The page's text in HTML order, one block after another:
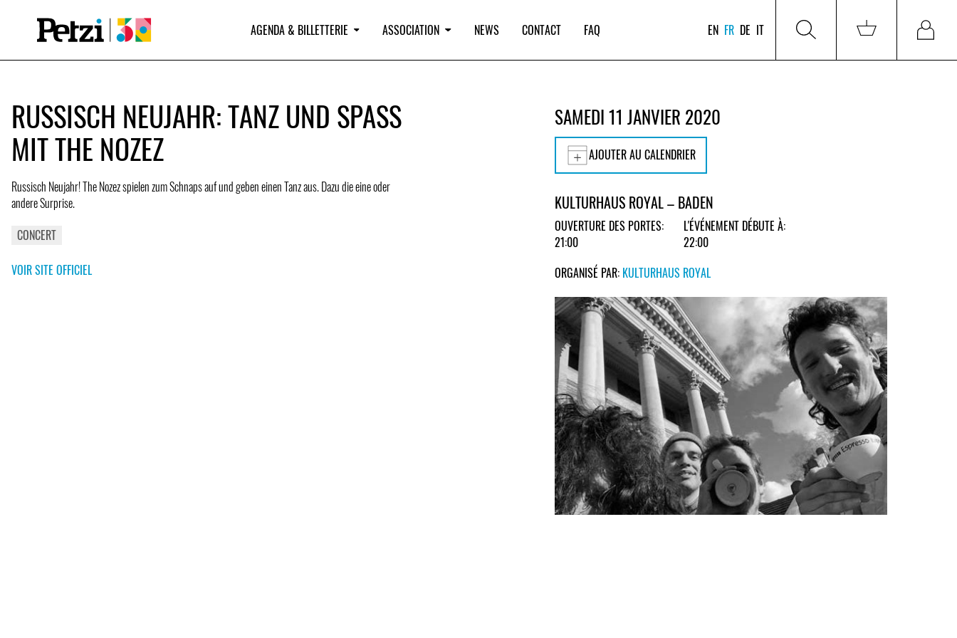
AGENDA & BILLETTERIE ASSOCIATION NEWS CONTACT FAQ EN FR DE IT
RUSSISCH NEUJAHR: TANZ UND SPASS
MIT THE NOZEZ
Russisch Neujahr! The Nozez spielen zum Schnaps auf und geben einen Tanz aus. Dazu die eine oder
andere Surprise.
CONCERT
VOIR SITE OFFICIEL
SAMEDI 11 JANVIER 2020
AJOUTER AU CALENDRIER
KULTURHAUS ROYAL – BADEN
OUVERTURE DES PORTES:
21:00
L'ÉVÉNEMENT DÉBUTE À:
22:00
ORGANISÉ PAR: KULTURHAUS ROYAL